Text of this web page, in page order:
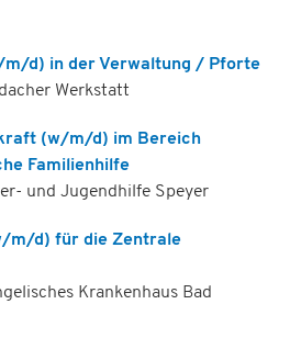
d) in der Verwaltung / Pforte
Werkstatt
(w/m/d) im Bereich
Familienhilfe
und Jugendhilfe Speyer
m/d) für die Zentrale
Krankenhaus Bad